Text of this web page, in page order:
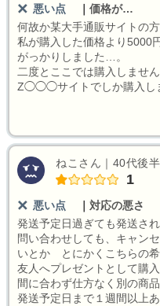
悪い点
価格が…
何故か某大手通販サイトの
私が購入した価格より5000
がっかりしました…。
二度とここでは購入しません
Z◯◯◯サイトでしか購入し
ねこさん｜40代後
1
悪い点
対応の悪さ
発送予定日過ぎても発送され
問い合わせしても、キャン
いとか とにかくこちらの希
友人へプレゼントとして購
間に合わず仕方なく別の商
発送予定日まで１週間以上